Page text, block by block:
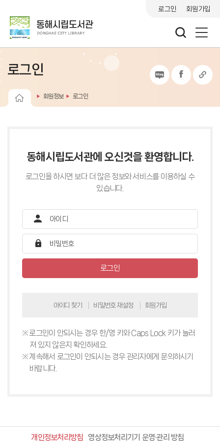
로그인 회원가입
로그인
회원정보 로그인
동해시립도서관에 오신것을 환영합니다.
로그인을 하시면 보다 더 많은 정보와 서비스를 이용하실 수
있습니다.
로그인
아이디 찾기 비밀번호 재설정 회원가입
로그인이 안되시는 경우 한/영 키와 Caps Lock 키가 눌러
져 있지 않은지 확인하세요.
계속해서 로그인이 안되시는 경우 관리자에게 문의하시기
바랍니다.
개인정보처리방침 영상정보처리기기 운영·관리 방침